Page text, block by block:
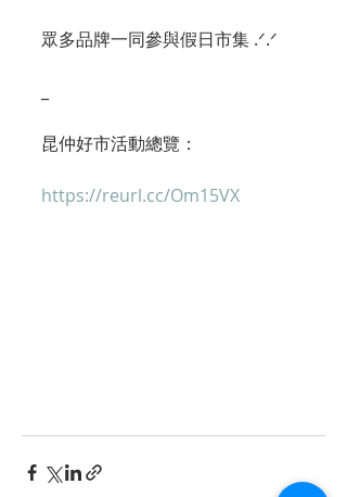
眾多品牌一同參與假日市集 .ᐟ.ᐟ
昆仲好市活動總覽：
https://reurl.cc/Om15VX